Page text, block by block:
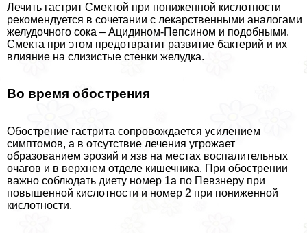
Лечить гастрит Смектой при пониженной кислотности
рекомендуется в сочетании с лекарственными аналогами
желудочного сока – Ацидином-Пепсином и подобными.
Смекта при этом предотвратит развитие бактерий и их
влияние на слизистые стенки желудка.
Во время обострения
Обострение гастрита сопровождается усилением
симптомов, а в отсутствие лечения угрожает
образованием эрозий и язв на местах воспалительных
очагов и в верхнем отделе кишечника. При обострении
важно соблюдать диету номер 1а по Певзнеру при
повышенной кислотности и номер 2 при пониженной
кислотности.